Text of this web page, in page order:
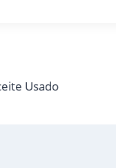
Usado